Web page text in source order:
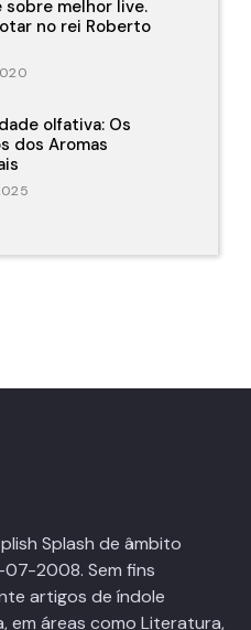
sobre melhor live.
no rei Roberto
olfativa: Os
dos Aromas
Splash de âmbito
2008. Sem fins
artigos de índole
em áreas como Literatura,